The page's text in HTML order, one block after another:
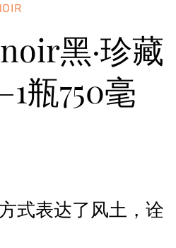
黑·珍藏
瓶750毫
式表达了风土，诠